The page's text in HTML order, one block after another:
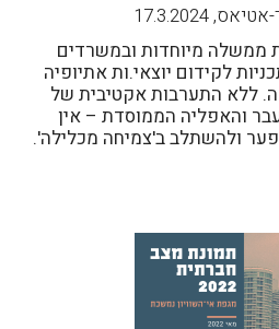
אטיאס,
17.3.2024
ממשלה מיוחדות ובמשרדים
לקידום יוצאי.ות אתיופיה
ללא התערבות אקטיבית של
והאפליה הממוסדת – אין
ולהשתלב ב'צמיחה מכלילה'.